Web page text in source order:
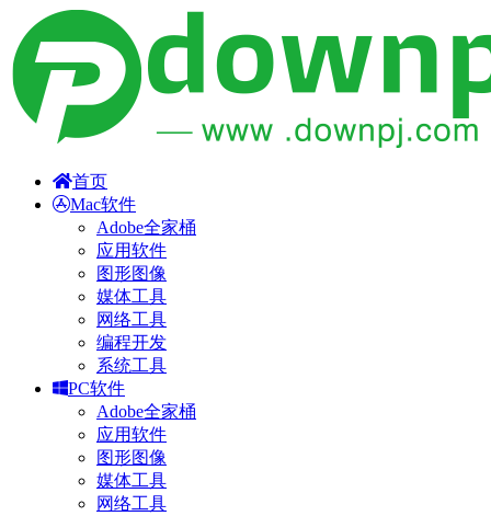
首页
Mac软件
Adobe全家桶
应用软件
图形图像
媒体工具
网络工具
编程开发
系统工具
PC软件
Adobe全家桶
应用软件
图形图像
媒体工具
网络工具